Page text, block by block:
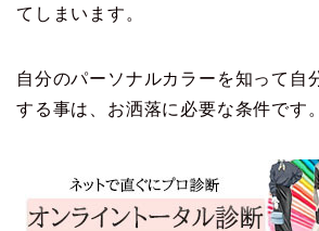
てしまいます。
自分のパーソナルカラーを知って自
する事は、お洒落に必要な条件です。